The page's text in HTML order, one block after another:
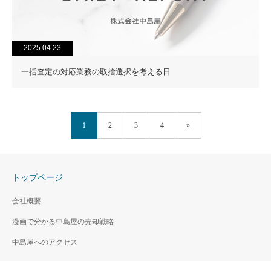
2025.04.23
一括査定の対応業務の取捨選択を考える日
1 2 3 4 »
トップページ
会社概要
漫画で分かる中島屋の売却戦略
中島屋へのアクセス